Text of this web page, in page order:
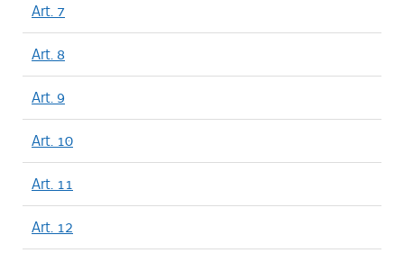
Art. 7
Art. 8
Art. 9
Art. 10
Art. 11
Art. 12